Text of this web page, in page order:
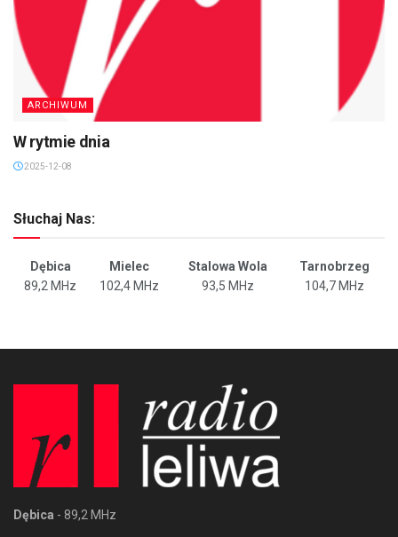
ARCHIWUM
W rytmie dnia
2025-12-08
Słuchaj Nas:
Dębica Mielec Stalowa Wola
Tarnobrzeg
89,2 MHz
102,4 MHz 93,5 MHz 104,7 MHz
Dębica - 89,2 MHz